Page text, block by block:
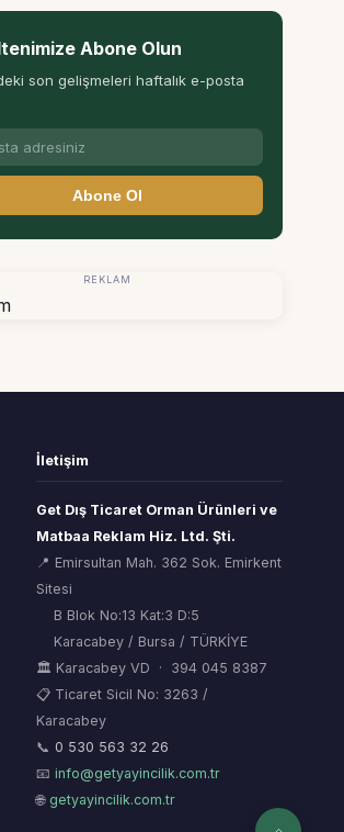
Abone Olun
son gelişmeleri haftalık e-posta
Abone Ol
REKLAM
İletişim
Get Dış Ticaret Orman Ürünleri ve
Matbaa Reklam Hiz. Ltd. Şti.
📍 Emirsultan Mah. 362 Sok. Emirkent
Sitesi
B Blok No:13 Kat:3 D:5
Karacabey / Bursa / TÜRKİYE
🏛 Karacabey VD · 394 045 8387
📋 Ticaret Sicil No: 3263 /
Karacabey
📞 0 530 563 32 26
📧info@getyayincilik.com.tr
🌐 getyayincilik.com.tr
ORSİAD AI
Sektörel Hafıza Asistanı